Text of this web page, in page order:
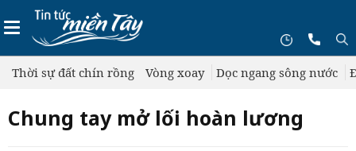
Thời sự đất chín rồng Vòng xoay Dọc ngang sông nước
Chung tay mở lối hoàn lương